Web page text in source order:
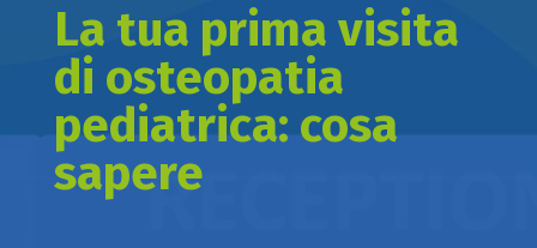
La tua prima visita
di osteopatia
pediatrica: cosa
sapere